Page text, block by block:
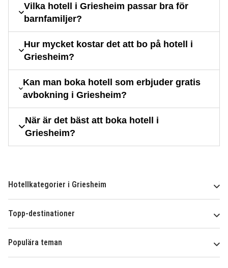
Vilka hotell i Griesheim passar bra för
barnfamiljer?
Hur mycket kostar det att bo på hotell i
Griesheim?
Kan man boka hotell som erbjuder gratis
avbokning i Griesheim?
När är det bäst att boka hotell i
Griesheim?
Hotellkategorier i Griesheim
Topp-destinationer
Populära teman